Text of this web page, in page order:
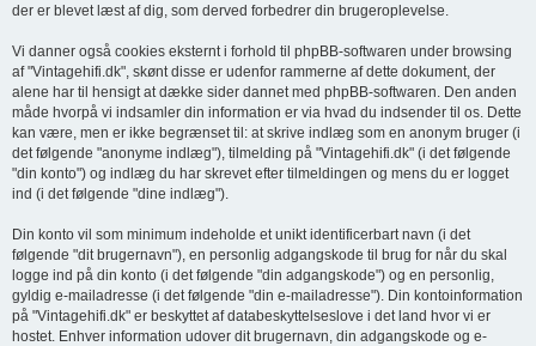
der er blevet læst af dig, som derved forbedrer din brugeroplevelse.
Vi danner også cookies eksternt i forhold til phpBB-softwaren under browsing
af "Vintagehifi.dk", skønt disse er udenfor rammerne af dette dokument, der
alene har til hensigt at dække sider dannet med phpBB-softwaren. Den anden
måde hvorpå vi indsamler din information er via hvad du indsender til os. Dette
kan være, men er ikke begrænset til: at skrive indlæg som en anonym bruger (i
det følgende "anonyme indlæg"), tilmelding på "Vintagehifi.dk" (i det følgende
"din konto") og indlæg du har skrevet efter tilmeldingen og mens du er logget
ind (i det følgende "dine indlæg").
Din konto vil som minimum indeholde et unikt identificerbart navn (i det
følgende "dit brugernavn"), en personlig adgangskode til brug for når du skal
logge ind på din konto (i det følgende "din adgangskode") og en personlig,
gyldig e-mailadresse (i det følgende "din e-mailadresse"). Din kontoinformation
på "Vintagehifi.dk" er beskyttet af databeskyttelseslove i det land hvor vi er
hostet. Enhver information udover dit brugernavn, din adgangskode og e-